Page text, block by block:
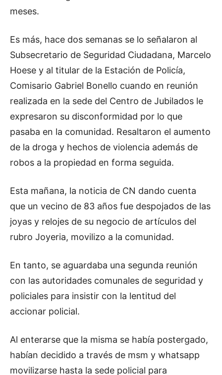
meses.
Es más, hace dos semanas se lo señalaron al
Subsecretario de Seguridad Ciudadana, Marcelo
Hoese y al titular de la Estación de Policía,
Comisario Gabriel Bonello cuando en reunión
realizada en la sede del Centro de Jubilados le
expresaron su disconformidad por lo que
pasaba en la comunidad. Resaltaron el aumento
de la droga y hechos de violencia además de
robos a la propiedad en forma seguida.
Esta mañana, la noticia de CN dando cuenta
que un vecino de 83 años fue despojados de las
joyas y relojes de su negocio de artículos del
rubro Joyeria, movilizo a la comunidad.
En tanto, se aguardaba una segunda reunión
con las autoridades comunales de seguridad y
policiales para insistir con la lentitud del
accionar policial.
Al enterarse que la misma se había postergado,
habían decidido a través de msm y whatsapp
movilizarse hasta la sede policial para